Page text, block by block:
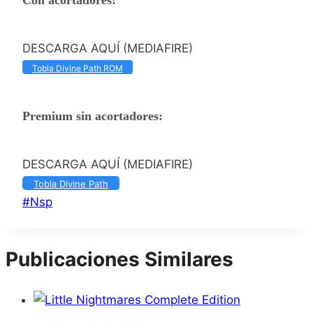
DESCARGA AQUÍ (MEDIAFIRE)
Tobla Divine Path ROM
Premium sin acortadores:
DESCARGA AQUÍ (MEDIAFIRE)
Tobla Divine Path
Etiquetas
entrada:
#Nsp
Publicaciones Similares